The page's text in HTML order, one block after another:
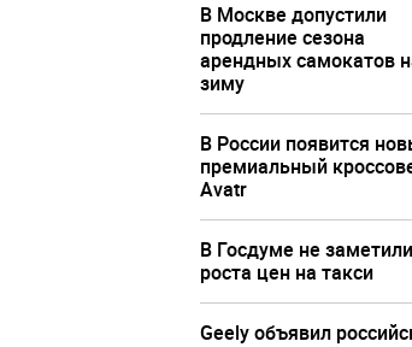
В Москве допустили
продление сезона
арендных самокатов
зиму
В России появится
премиальный
Avatr
В Госдуме не заметили
роста цен на такси
Geely объявил